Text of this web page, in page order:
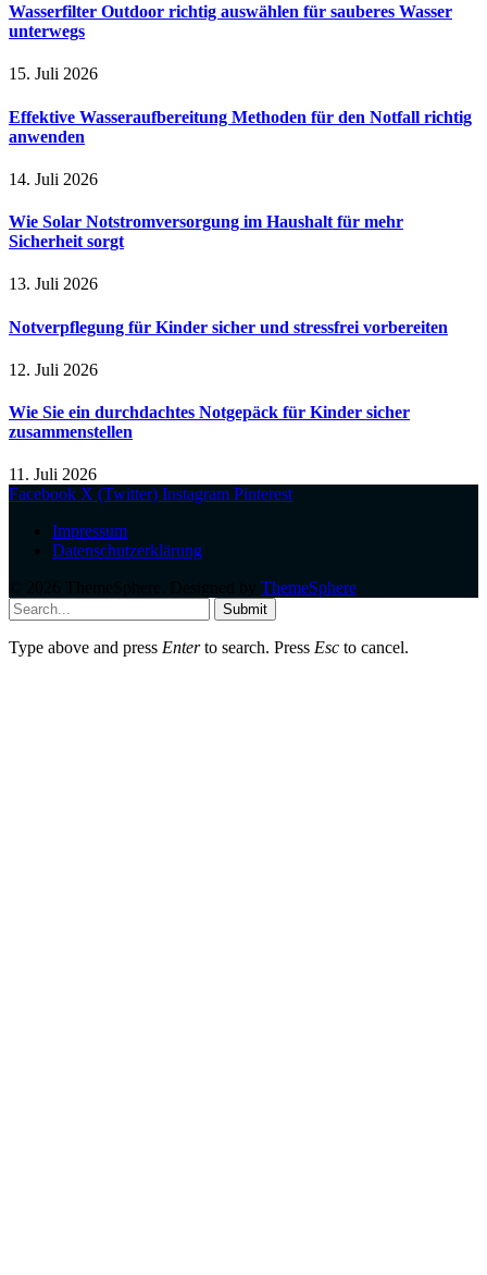
Wasserfilter Outdoor richtig auswählen für sauberes Wasser
unterwegs
15. Juli 2026
Effektive Wasseraufbereitung Methoden für den Notfall richtig
anwenden
14. Juli 2026
Wie Solar Notstromversorgung im Haushalt für mehr
Sicherheit sorgt
13. Juli 2026
Notverpflegung für Kinder sicher und stressfrei vorbereiten
12. Juli 2026
Wie Sie ein durchdachtes Notgepäck für Kinder sicher
zusammenstellen
11. Juli 2026
Facebook X (Twitter) Instagram Pinterest
Impressum
Datenschutzerklärung
ThemeSphere
Submit
Type above and press Enterto search. Press Esc to cancel.